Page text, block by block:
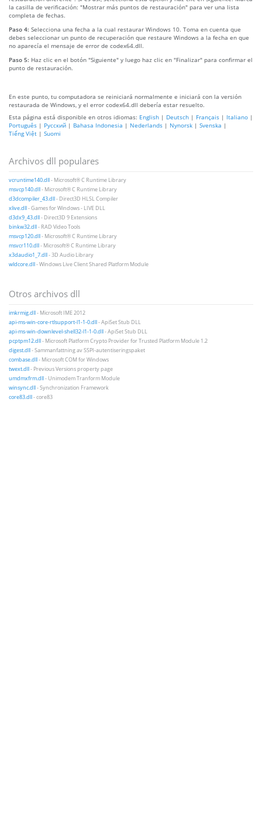
la casilla de verificación: "Mostrar más puntos de restauración" para ver una lista
completa de fechas.
Paso 4: Selecciona una fecha a la cual restaurar Windows 10. Toma en cuenta que
debes seleccionar un punto de recuperación que restaure Windows a la fecha en que
no aparecía el mensaje de error de codex64.dll.
Paso 5: Haz clic en el botón "Siguiente" y luego haz clic en "Finalizar" para confirmar el
punto de restauración.
En este punto, tu computadora se reiniciará normalmente e iniciará con la versión
restaurada de Windows, y el error codex64.dll debería estar resuelto.
Esta página está disponible en otros idiomas: English | Deutsch | Français | Italiano |
Português | Русский | Bahasa Indonesia | Nederlands | Nynorsk | Svenska |
Tiếng Việt | Suomi
Archivos dll populares
vcruntime140.dll- Microsoft® C Runtime Library
msvcp140.dll- Microsoft® C Runtime Library
d3dcompiler_43.dll- Direct3D HLSL Compiler
xlive.dll- Games for Windows - LIVE DLL
d3dx9_43.dll- Direct3D 9 Extensions
binkw32.dll- RAD Video Tools
msvcp120.dll- Microsoft® C Runtime Library
msvcr110.dll- Microsoft® C Runtime Library
x3daudio1_7.dll- 3D Audio Library
wldcore.dll- Windows Live Client Shared Platform Module
Otros archivos dll
imkrmig.dll- Microsoft IME 2012
api-ms-win-core-rtlsupport-l1-1-0.dll- ApiSet Stub DLL
api-ms-win-downlevel-shell32-l1-1-0.dll- ApiSet Stub DLL
pcptpm12.dll- Microsoft Platform Crypto Provider for Trusted Platform Module 1.2
digest.dll- Sammanfattning av SSPI-autentiseringspaket
combase.dll- Microsoft COM for Windows
twext.dll- Previous Versions property page
umdmxfrm.dll- Unimodem Tranform Module
winsync.dll- Synchronization Framework
core83.dll- core83